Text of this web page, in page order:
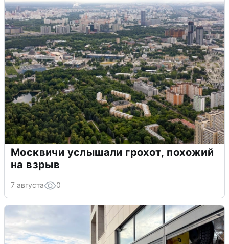
Москвичи услышали грохот, похожий
на взрыв
7 августа 0